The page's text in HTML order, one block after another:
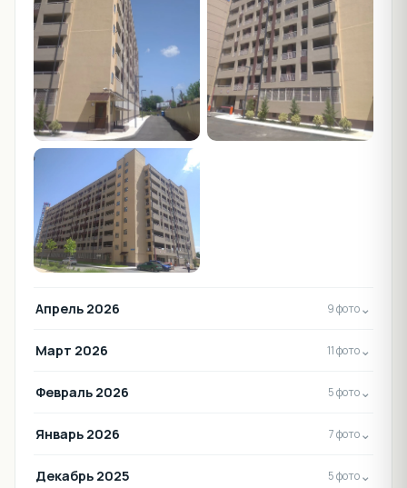
Апрель 2026 9 фото⌄
Март 2026 11 фото⌄
Февраль 2026 5 фото⌄
Январь 2026 7 фото⌄
Декабрь 2025 5 фото⌄